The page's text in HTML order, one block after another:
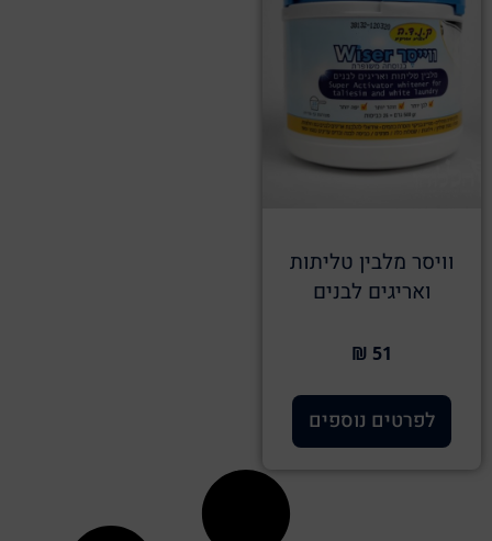
וויסר מלבין טליתות
ואריגים לבנים
51 ₪
לפרטים נוספים